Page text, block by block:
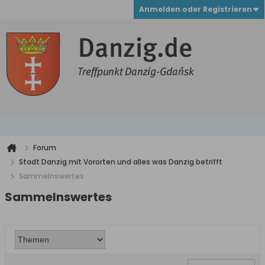
Anmelden oder Registrieren
Forum
Stadt Danzig mit Vororten und alles was Danzig betrifft
Sammelnswertes
Sammelnswertes